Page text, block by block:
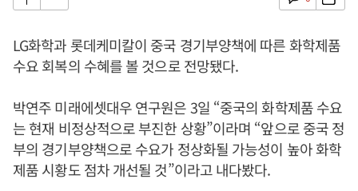
LG화학과 롯데케미칼이 중국 경기부양책에 따른 화학제품
수요 회복의 수혜를 볼 것으로 전망됐다.
박연주 미래에셋대우 연구원은 3일 “중국의 화학제품 수요
는 현재 비정상적으로 부진한 상황”이라며 “앞으로 중국 정
부의 경기부양책으로 수요가 정상화될 가능성이 높아 화학
제품 시황도 점차 개선될 것”이라고 내다봤다.